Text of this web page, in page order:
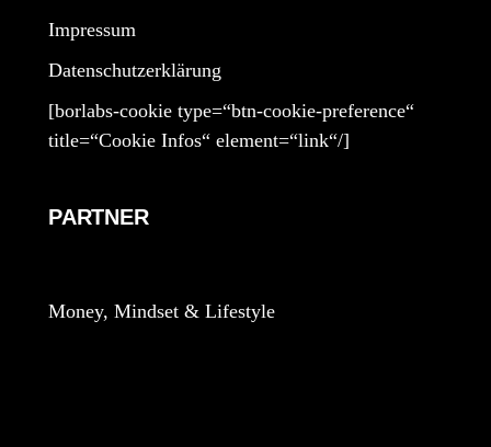
Impressum
Datenschutzerklärung
[borlabs-cookie type=“btn-cookie-preference“
title=“Cookie Infos“ element=“link“/]
PARTNER
Money, Mindset & Lifestyle